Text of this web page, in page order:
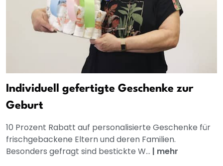
Individuell gefertigte Geschenke zur
Geburt
10 Prozent Rabatt auf personalisierte Geschenke für
frischgebackene Eltern und deren Familien.
Besonders gefragt sind bestickte W... | mehr